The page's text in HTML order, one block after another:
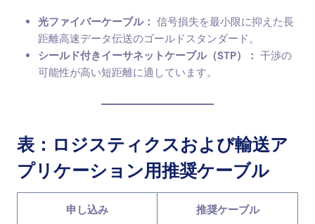
光ファイバーケーブル： 信号損失を最小限に抑えた長
距離高速データ伝送のゴールドスタンダード。
シールド付きイーサネットケーブル（STP）： 干渉の
可能性が高い短距離に適しています。
表：ロジスティクスおよび輸送ア
プリケーション用推奨ケーブル
申し込み 推奨ケーブル